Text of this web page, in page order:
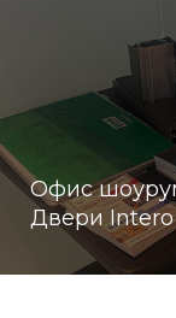
Офис
Двери Intero